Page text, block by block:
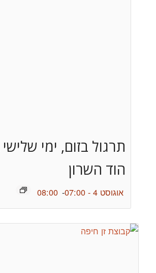
תרגול בזום, ימי
הוד השרון
אוגוסט 4 - 07:00 -
08:00